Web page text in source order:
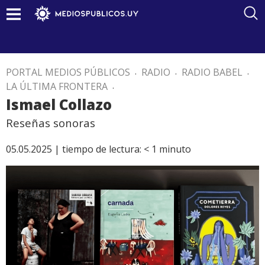
PORTAL MEDIOS PÚBLICOS . RADIO . RADIO BABEL .
LA ÚLTIMA FRONTERA .
Ismael Collazo
Reseñas sonoras
05.05.2025 | tiempo de lectura: < 1 minuto